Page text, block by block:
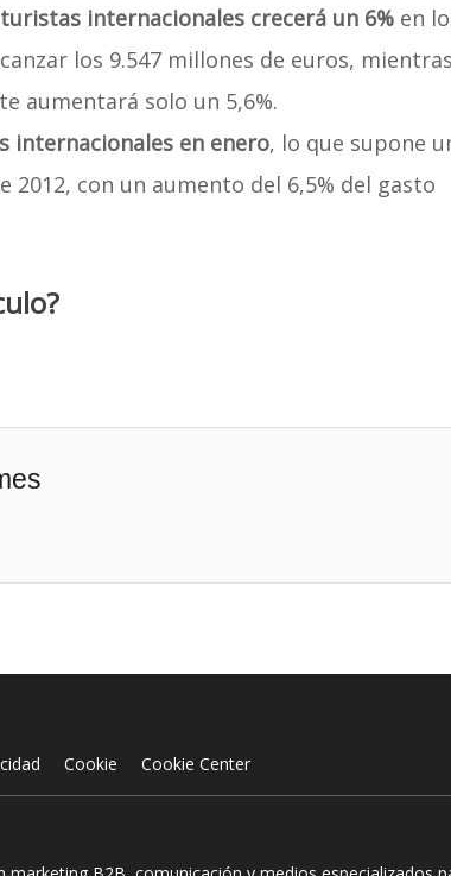
internacionales crecerá un 6%en
los 9.547 millones de euros, mientras
aumentará solo un 5,6%.
internacionales en enero, lo que supone
2012, con un aumento del 6,5% del gasto
Cookie Cookie Center